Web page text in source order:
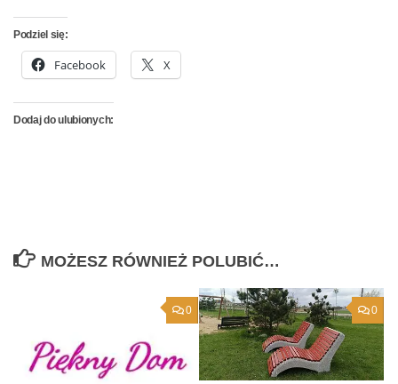
Podziel się:
Facebook X
Dodaj do ulubionych:
MOŻESZ RÓWNIEŻ POLUBIĆ…
0 0